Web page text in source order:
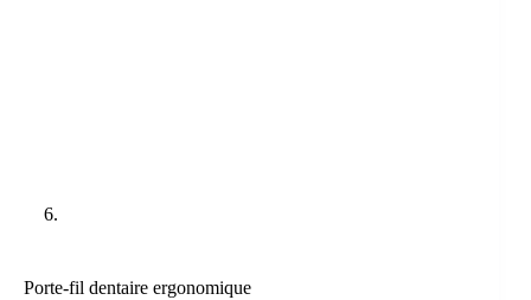
Porte-fil dentaire ergonomique